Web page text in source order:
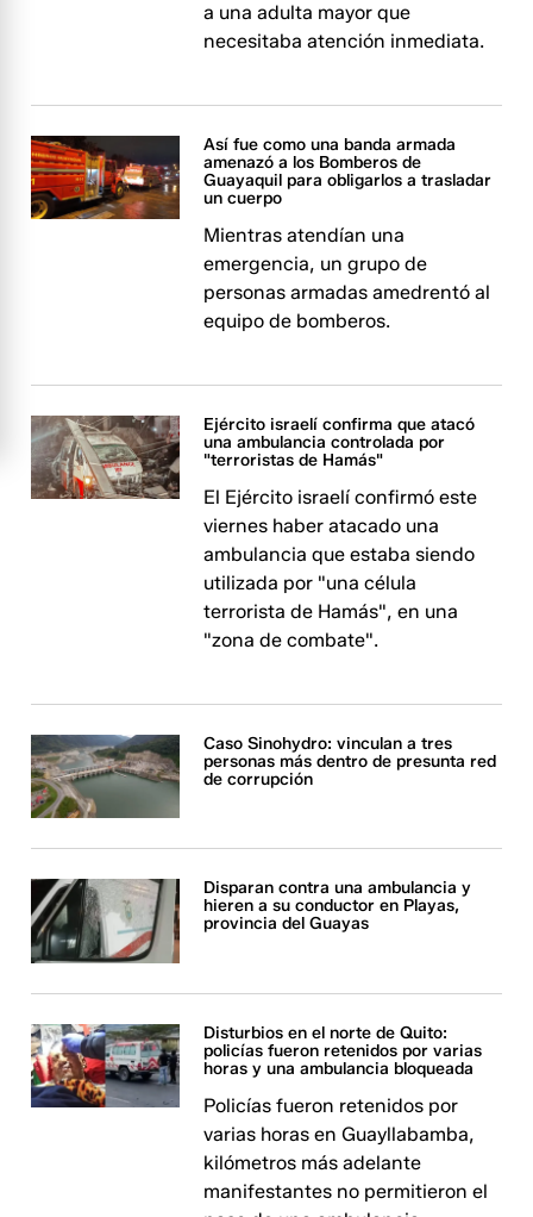
a una adulta mayor que
necesitaba atención inmediata.
Así fue como una banda armada
amenazó a los Bomberos de
Guayaquil para obligarlos a trasladar
un cuerpo
Mientras atendían una
emergencia, un grupo de
personas armadas amedrentó al
equipo de bomberos.
Ejército israelí confirma que atacó
una ambulancia controlada por
"terroristas de Hamás"
El Ejército israelí confirmó este
viernes haber atacado una
ambulancia que estaba siendo
utilizada por "una célula
terrorista de Hamás", en una
"zona de combate".
Caso Sinohydro: vinculan a tres
personas más dentro de presunta red
de corrupción
Disparan contra una ambulancia y
hieren a su conductor en Playas,
provincia del Guayas
Disturbios en el norte de Quito:
policías fueron retenidos por varias
horas y una ambulancia bloqueada
Policías fueron retenidos por
varias horas en Guayllabamba,
kilómetros más adelante
manifestantes no permitieron el